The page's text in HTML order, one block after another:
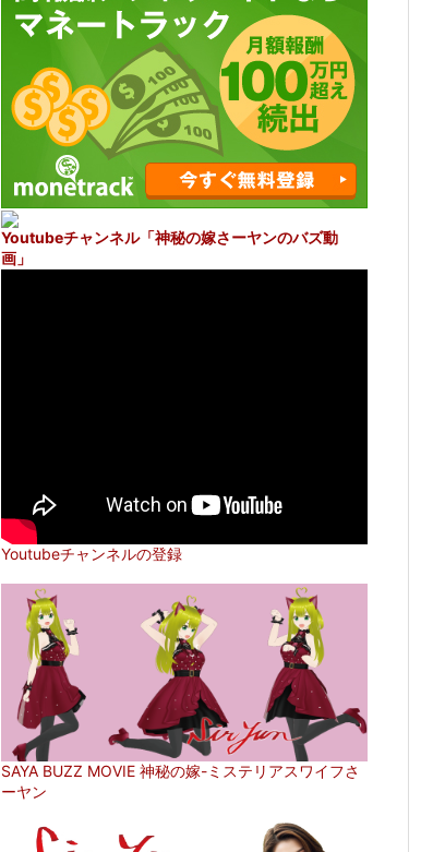
Youtubeチャンネル「神秘の嫁さーヤンのバズ動
画」
Youtubeチャンネルの登録
SAYA BUZZ MOVIE 神秘の嫁-ミステリアスワイフさ
ーヤン